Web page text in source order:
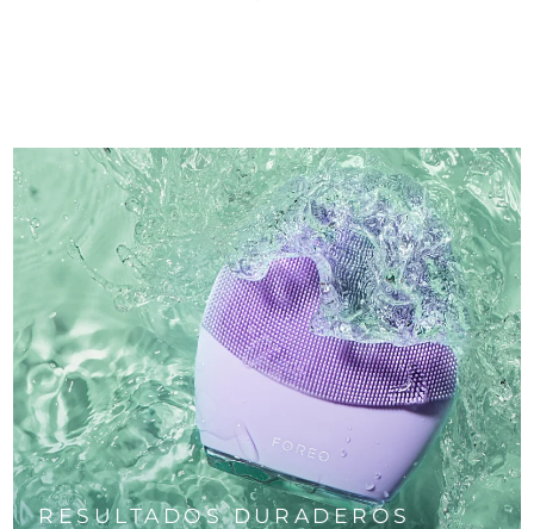
RESULTADOS DURADEROS